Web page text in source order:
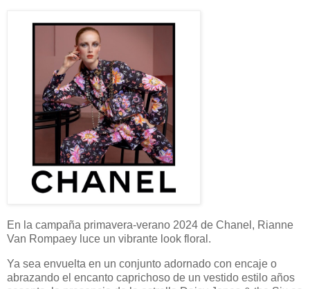
En la campaña primavera-verano 2024 de Chanel, Rianne
Van Rompaey luce un vibrante look floral.
Ya sea envuelta en un conjunto adornado con encaje o
abrazando el encanto caprichoso de un vestido estilo años